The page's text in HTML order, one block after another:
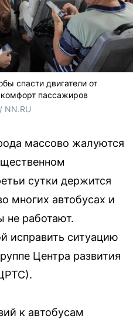
спасти двигатели от
пассажиров
NN.RU
массово жалуются
сутки держится
многих автобусах и
не работают.
исправить ситуацию
Центра развития
к автобусам